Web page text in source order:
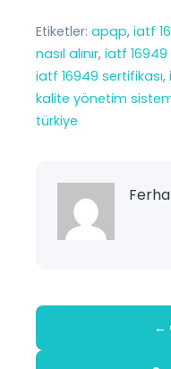
Etiketler: apqp, iatf
nasıl alınır, iatf 16949
iatf 16949 sertifikası,
kalite yönetim
türkiye
←